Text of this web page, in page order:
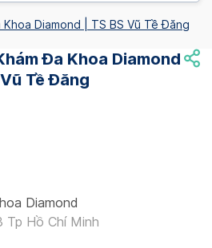
Khoa Diamond | TS BS Vũ Tề Đăng
Đa Khoa Diamond
Vũ Tề Đăng
Diamond
Tp Hồ Chí Minh